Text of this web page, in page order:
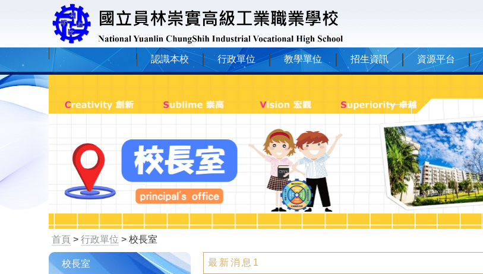
認識本校 行政單位 教學單位 招生資訊 資源平台
首頁 > 行政單位 > 校長室
校長室 最新消息1